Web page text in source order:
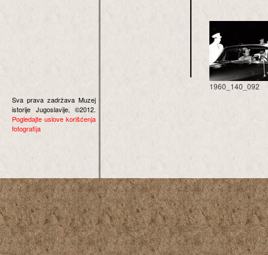
Sva prava zadržava Muzej
istorije Jugoslavije, ©2012.
Pogledajte uslove korišćenja
fotografija
1960_140_092